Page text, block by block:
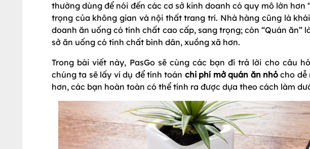
thường dùng để nói đến các cơ sở kinh doanh có quy mô lớn hơn
trọng của không gian và nội thất trang trí. Nhà hàng cũng là
doanh ăn uống có tính chất cao cấp, sang trọng; còn “Quán ăn”
sở ăn uống có tính chất bình dân, xuồng xã hơn.
Trong bài viết này, PasGo sẽ cùng các bạn đi trả lời cho câu
chúng ta sẽ lấy ví dụ để tính toán chi phí mở quán ăn nhỏcho dễ
hơn, các bạn hoàn toàn có thể tính ra được dựa theo cách làm